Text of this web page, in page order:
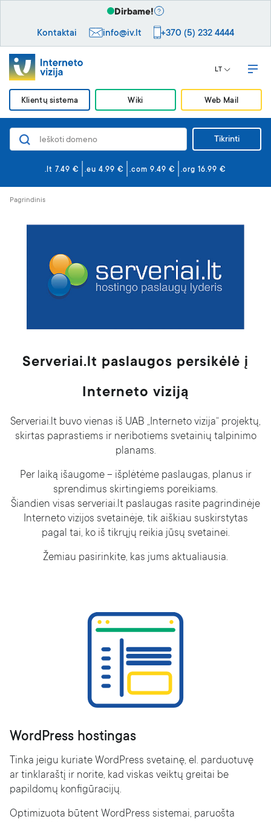
Kontaktai info@iv.lt +370 (5) 232 4444
Dirbame!
LT
Domenai
Svetainės ir el. paštas
Svetainės kūrimas
Partnerių programa
Pranešti apie pažeidimą
Skaitmeninių paslaugų aktas (DSA)
Klientų sistema Wiki Web Mail
Tikrinti
.lt 7.49 € .eu 4.99 € .com 9.49 € .org 16.99 €
Pagrindinis
Serveriai.lt paslaugos persikėlė į
Interneto viziją
Serveriai.lt buvo vienas iš UAB „Interneto vizija“ projektų,
skirtas paprastiems ir neribotiems svetainių talpinimo
planams.
Per laiką išaugome – išplėtėme paslaugas, planus ir
sprendimus skirtingiems poreikiams.
Šiandien visas serveriai.lt paslaugas rasite pagrindinėje
Interneto vizijos svetainėje, tik aiškiau suskirstytas
pagal tai, ko iš tikrųjų reikia jūsų svetainei.
Žemiau pasirinkite, kas jums aktualiausia.
WordPress hostingas
Tinka jeigu kuriate WordPress svetainę, el. parduotuvę
ar tinklaraštį ir norite, kad viskas veiktų greitai be
papildomų konfigūracijų.
Optimizuota būtent WordPress sistemai, paruošta